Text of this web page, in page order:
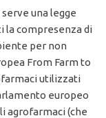
una legge
la compresenza di
per non
From Farm to
utilizzati
europeo
agrofarmaci (che